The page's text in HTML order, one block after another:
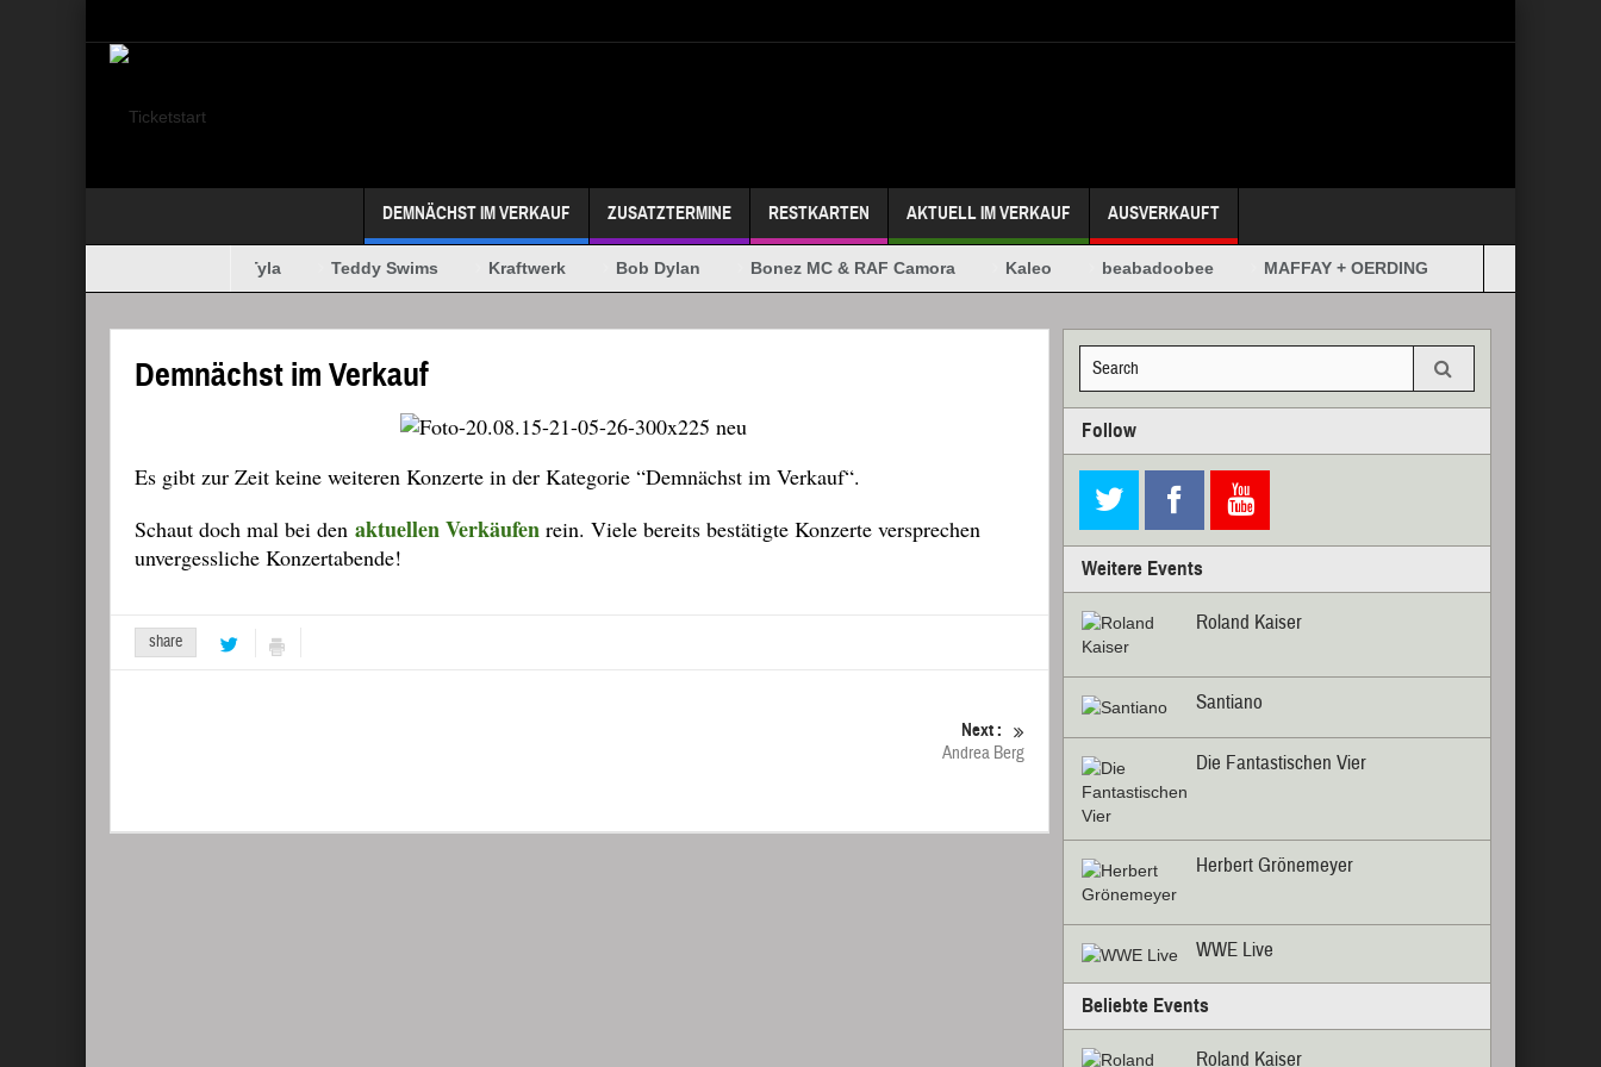
DEMNÄCHST IM VERKAUF ZUSATZTERMINE RESTKARTEN AKTUELL IM VERKAUF AUSVERKAUFT
Tyla Teddy Swims Kraftwerk Bob Dylan Bonez MC & RAF Camora Kaleo beabadoobee MAFFAY + OERDING
Demnächst im Verkauf
Es gibt zur Zeit keine weiteren Konzerte in der Kategorie “Demnächst im Verkauf“.
Schaut doch mal bei den aktuellen Verkäufen rein. Viele bereits bestätigte Konzerte versprechen
unvergessliche Konzertabende!
share
Next :
Andrea Berg
Follow
Weitere Events
Roland Kaiser
Santiano
Die Fantastischen Vier
Herbert Grönemeyer
WWE Live
Beliebte Events
Roland Kaiser